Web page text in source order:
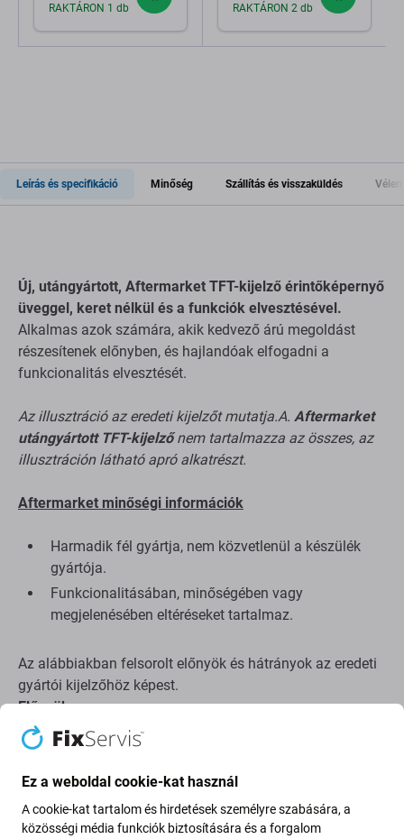
RAKTÁRON 1 db RAKTÁRON 2 db
Leírás és specifikáció Minőség Szállítás és visszaküldés
Új, utángyártott, Aftermarket TFT-kijelző érintőképernyő
üveggel, keret nélkül és a funkciók elvesztésével.
Alkalmas azok számára, akik kedvező árú megoldást
részesítenek előnyben, és hajlandóak elfogadni a
funkcionalitás elvesztését.
Az illusztráció az eredeti kijelzőt mutatja.A. Aftermarket
utángyártott TFT-kijelzőnem tartalmazza az összes, az
illusztráción látható apró alkatrészt.
Aftermarket minőségi információk
Harmadik fél gyártja, nem közvetlenül a készülék
gyártója.
Funkcionalitásában, minőségében vagy
megjelenésében eltéréseket tartalmaz.
Az alábbiakban felsorolt előnyök és hátrányok az eredeti
gyártói kijelzőhöz képest.
Előnyök:
Alacsony ár
Ez a weboldal cookie-kat használ
A cookie-kat tartalom és hirdetések személyre szabására, a
közösségi média funkciók biztosítására és a forgalom